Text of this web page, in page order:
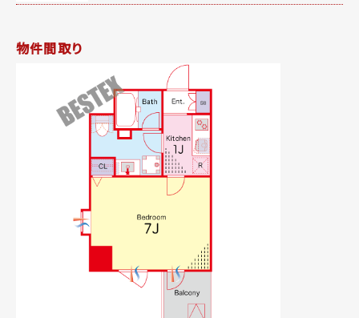
物件間取り